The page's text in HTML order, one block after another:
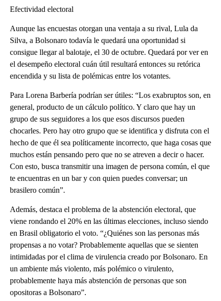
Efectividad electoral
Aunque las encuestas otorgan una ventaja a su rival, Lula da
Silva, a Bolsonaro todavía le quedará una oportunidad si
consigue llegar al balotaje, el 30 de octubre. Quedará por ver en
el desempeño electoral cuán útil resultará entonces su retórica
encendida y su lista de polémicas entre los votantes.
Para Lorena Barbería podrían ser útiles: “Los exabruptos son, en
general, producto de un cálculo político. Y claro que hay un
grupo de sus seguidores a los que esos discursos pueden
chocarles. Pero hay otro grupo que se identifica y disfruta con el
hecho de que él sea políticamente incorrecto, que haga cosas que
muchos están pensando pero que no se atreven a decir o hacer.
Con esto, busca transmitir una imagen de persona común, el que
te encuentras en un bar y con quien puedes conversar; un
brasilero común”.
Además, destaca el problema de la abstención electoral, que
viene rondando el 20% en las últimas elecciones, incluso siendo
en Brasil obligatorio el voto. “¿Quiénes son las personas más
propensas a no votar? Probablemente aquellas que se sienten
intimidadas por el clima de virulencia creado por Bolsonaro. En
un ambiente más violento, más polémico o virulento,
probablemente haya más abstención de personas que son
opositoras a Bolsonaro”.